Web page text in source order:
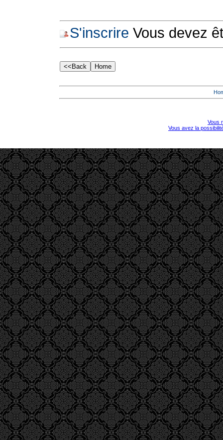
S'inscrire Vous devez
Vous
Vous avez la